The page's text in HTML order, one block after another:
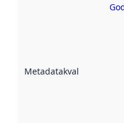
Metadatakvalitet